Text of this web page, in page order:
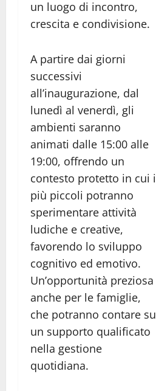
un luogo di incontro,
crescita e condivisione.
A partire dai giorni
successivi
all’inaugurazione, dal
lunedì al venerdì, gli
ambienti saranno
animati dalle 15:00 alle
19:00, offrendo un
contesto protetto in cui i
più piccoli potranno
sperimentare attività
ludiche e creative,
favorendo lo sviluppo
cognitivo ed emotivo.
Un’opportunità preziosa
anche per le famiglie,
che potranno contare su
un supporto qualificato
nella gestione
quotidiana.